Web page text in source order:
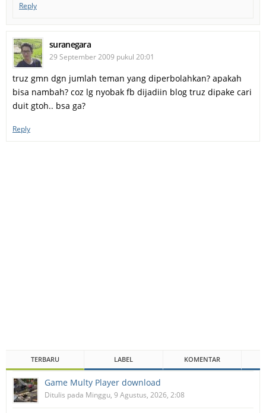
Reply
suranegara
29 September 2009 pukul 20:01
truz gmn dgn jumlah teman yang diperbolahkan? apakah
bisa nambah? coz lg nyobak fb dijadiin blog truz dipake cari
duit gtoh.. bsa ga?
Reply
TERBARU LABEL KOMENTAR
Game Multy Player download
Ditulis pada Minggu, 9 Agustus, 2026, 2:08